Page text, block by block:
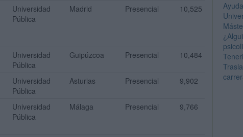
Universidad
Pública
Madrid Presencial 10,525
Universidad
Pública
Guipúzcoa Presencial 10,484
Universidad
Pública
Asturias Presencial 9,902
Universidad
Pública
Málaga Presencial 9,766